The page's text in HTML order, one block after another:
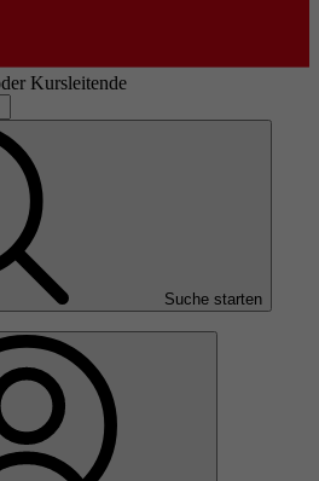
Kursleitende
Suche starten